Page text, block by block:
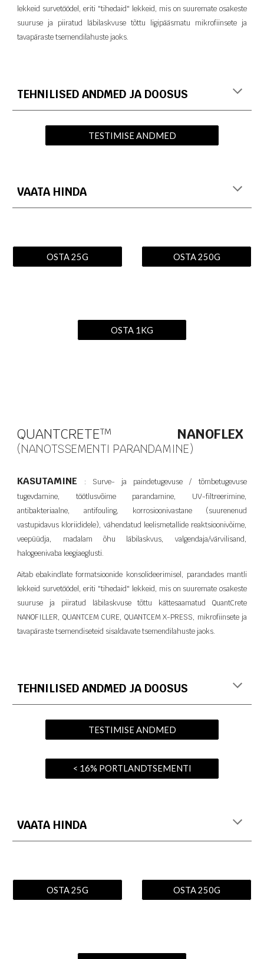
lekkeid survetöödel, eriti "tihedaid" lekkeid, mis on suuremate osakeste
suuruse ja piiratud läbilaskvuse tõttu ligipääsmatu mikrofiinsete ja
tavapäraste tsemendilahuste jaoks.
TEHNILISED ANDMED JA DOOSUS
TESTIMISE ANDMED
VAATA HINDA
OSTA 25G OSTA 250G
OSTA 1KG
QUANTCRETET​M NANOFLEX
(NANOTSSEMENTI PARANDAMINE)
KASUTAMINE : Surve- ja paindetugevuse / tõmbetugevuse
tugevdamine, töötlusvõime parandamine, UV-filtreerimine,
antibakteriaalne, antifouling, korrosioonivastane (suurenenud
vastupidavus kloriididele), vähendatud leelismetallide reaktsioonivõime,
veepüüdja, madalam õhu läbilaskvus, valgendaja/värvilisand,
halogeenivaba leegiaeglusti.
Aitab ebakindlate formatsioonide konsolideerimisel, parandades mantli
lekkeid survetöödel, eriti "tihedaid" lekkeid, mis on suuremate osakeste
suuruse ja piiratud läbilaskvuse tõttu kättesaamatud QuantCrete
NANOFILLER, QUANTCEM CURE, QUANTCEM X-PRESS, mikrofiinsete ja
tavapäraste tsemendiseteid sisaldavate tsemendilahuste jaoks.
TEHNILISED ANDMED JA DOOSUS
TESTIMISE ANDMED
< 16% PORTLANDTSEMENTI
VAATA HINDA
OSTA 25G OSTA 250G